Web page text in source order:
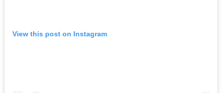
View this post on Instagram